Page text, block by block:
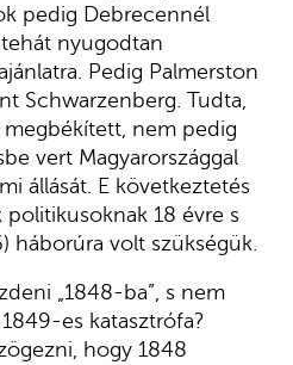
pedig Debrecennél
nyugodtan
Pedig Palmerston
Schwarzenberg. Tudta,
megbékített, nem pedig
vert Magyarországgal
állását. E következtetés
politikusoknak 18 évre s
háborúra volt szükségük.
„1848-ba”, s nem
es katasztrófa?
hogy 1848